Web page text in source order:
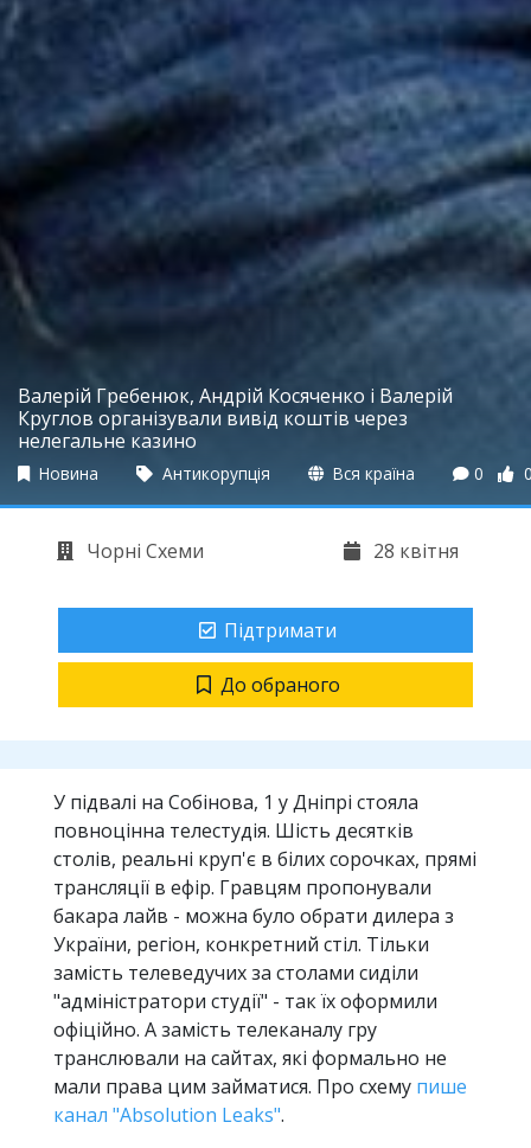
Валерій Гребенюк, Андрій Косяченко і Валерій
Круглов організували вивід коштів через
нелегальне казино
Новина Антикорупція Вся країна 0
Чорні Схеми 28 квітня
Підтримати
До обраного
У підвалі на Собінова, 1 у Дніпрі стояла
повноцінна телестудія. Шість десятків
столів, реальні круп'є в білих сорочках, прямі
трансляції в ефір. Гравцям пропонували
бакара лайв - можна було обрати дилера з
України, регіон, конкретний стіл. Тільки
замість телеведучих за столами сиділи
"адміністратори студії" - так їх оформили
офіційно. А замість телеканалу гру
транслювали на сайтах, які формально не
мали права цим займатися. Про схему пише
канал "Absolution Leaks".